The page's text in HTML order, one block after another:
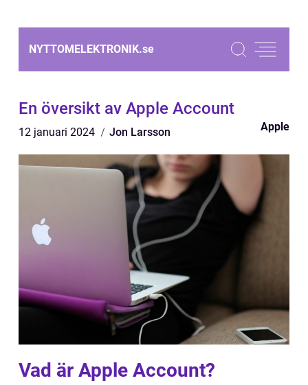
NYTTOMELEKTRONIK.se
En översikt av Apple Account
12 januari 2024 Jon Larsson Apple
Vad är Apple Account?